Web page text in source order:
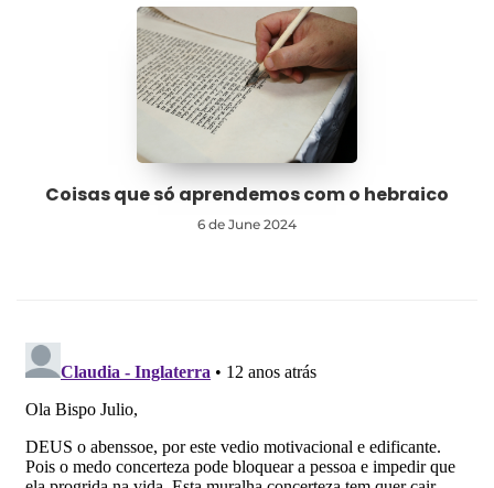
Coisas que só aprendemos com o hebraico
6 de June 2024